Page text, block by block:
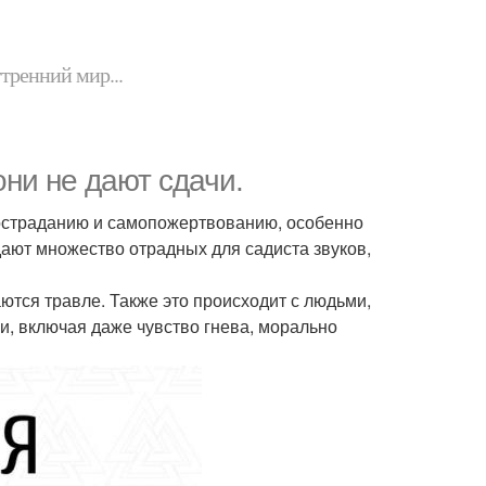
мир...
не дают сдачи.
и самопожертвованию, особенно
множество отрадных для садиста звуков,
травле. Также это происходит с людьми,
включая даже чувство гнева, морально